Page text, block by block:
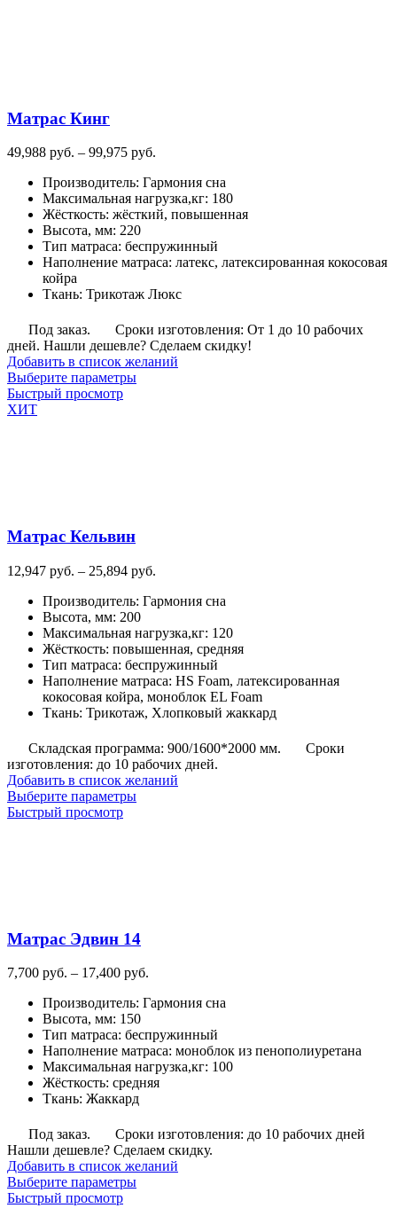
Матрас Кинг
49,988 руб. – 99,975 руб.
49,988
руб.
–
руб.
Производитель: Гармония сна
Максимальная нагрузка,кг: 180
Жёсткость: жёсткий, повышенная
Высота, мм: 220
Тип матраса: беспружинный
Наполнение матраса: латекс, латексированная кокосовая
койра
Ткань: Трикотаж Люкс
Под заказ.
Сроки изготовления: От 1 до 10 рабочих
дней. Нашли дешевле? Сделаем скидку!
Добавить в список желаний
Выберите параметрыЭтот
Быстрый просмотр
ХИТ
Матрас Кельвин
12,947 руб. – 25,894 руб.
12,947
–
25,894
руб.
Производитель: Гармония сна
Высота, мм: 200
Максимальная нагрузка,кг: 120
Жёсткость: повышенная, средняя
Тип матраса: беспружинный
Наполнение матраса: HS Foam, латексированная
кокосовая койра, моноблок EL Foam
Ткань: Трикотаж, Хлопковый жаккард
Складская программа: 900/1600*2000 мм.
Сроки
изготовления: до 10 рабочих дней.
Добавить в список желаний
Выберите параметрыЭтот
странице
Быстрый просмотр
Матрас Эдвин 14
7,700 руб. – 17,400 руб.
7,700
–
17,400
руб.
Производитель: Гармония сна
Высота, мм: 150
Тип матраса: беспружинный
Наполнение матраса: моноблок из пенополиуретана
Максимальная нагрузка,кг: 100
Жёсткость: средняя
Ткань: Жаккард
Под заказ.
Сроки изготовления: до 10 рабочих дней
Нашли дешевле? Сделаем скидку.
Добавить в список желаний
Выберите параметрыЭтот
Быстрый просмотр